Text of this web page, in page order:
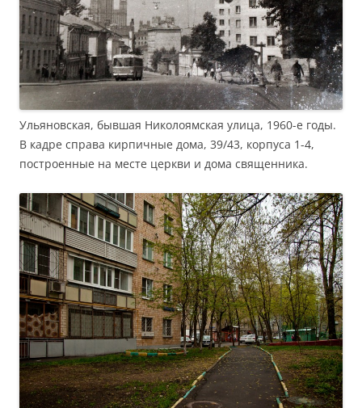
Ульяновская, бывшая Николоямская улица, 1960-е годы.
В кадре справа кирпичные дома, 39/43, корпуса 1-4,
построенные на месте церкви и дома священника.